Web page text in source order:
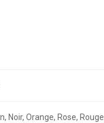
Noir, Orange, Rose,